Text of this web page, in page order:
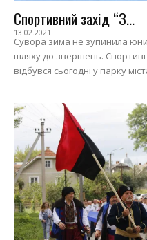
Спортивний захід “З...
13.02.2021
Сувора зима не зупинила
шляху до звершень.
відбувся сьогодні у парку